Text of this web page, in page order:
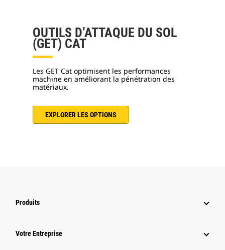
OUTILS D’ATTAQUE DU SOL
(GET) CAT
Les GET Cat optimisent les performances
machine en améliorant la pénétration des
matériaux.
EXPLORER LES OPTIONS
Produits
Votre Entreprise